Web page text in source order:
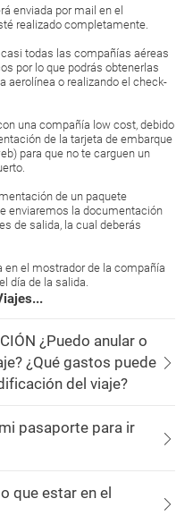
enviada por mail en el
realizado completamente.
todas las compañías aéreas
por lo que podrás obtenerlas
aerolínea o realizando el check-
una compañía low cost, debido
de la tarjeta de embarque
para que no te carguen un
de un paquete
enviaremos la documentación
de salida, la cual deberás
en el mostrador de la compañía
día de la salida.
¿Puedo anular o
¿Qué gastos puede
del viaje?
pasaporte para ir
que estar en el